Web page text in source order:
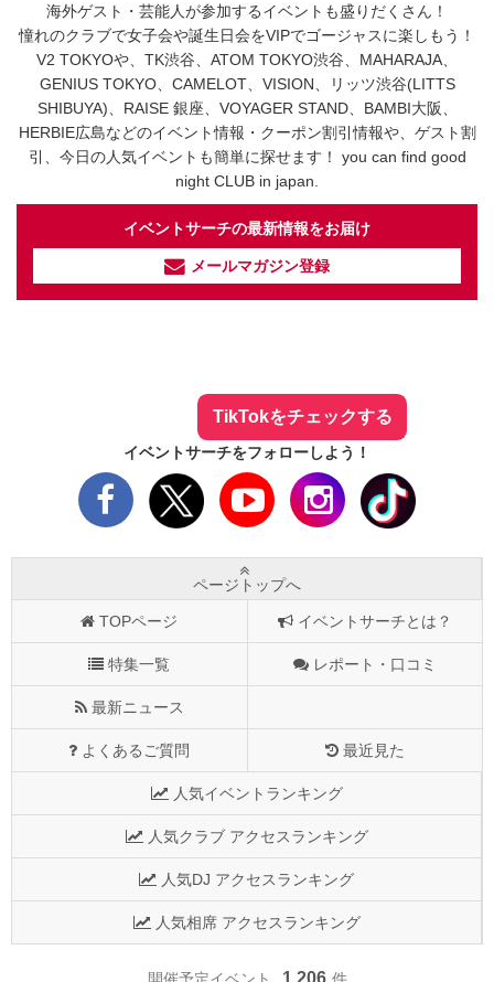
海外ゲスト・芸能人が参加するイベントも盛りだくさん！
憧れのクラブで女子会や誕生日会をVIPでゴージャスに楽しもう！
V2 TOKYOや、TK渋谷、ATOM TOKYO渋谷、MAHARAJA、
GENIUS TOKYO、CAMELOT、VISION、リッツ渋谷(LITTS
SHIBUYA)、RAISE 銀座、VOYAGER STAND、BAMBI大阪、
HERBIE広島などのイベント情報・クーポン割引情報や、ゲスト割
引、今日の人気イベントも簡単に探せます！ you can find good
night CLUB in japan.
イベントサーチの最新情報をお届け
メールマガジン登録
TikTokをチェックする
イベントサーチをフォローしよう！
ページトップへ
TOPページ イベントサーチとは？
特集一覧 レポート・口コミ
最新ニュース
よくあるご質問 最近見た
人気イベントランキング
人気クラブ アクセスランキング
人気DJ アクセスランキング
人気相席 アクセスランキング